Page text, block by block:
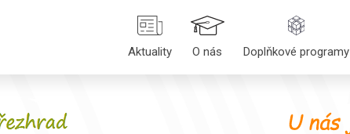
Aktuality O nás Doplňkové programy